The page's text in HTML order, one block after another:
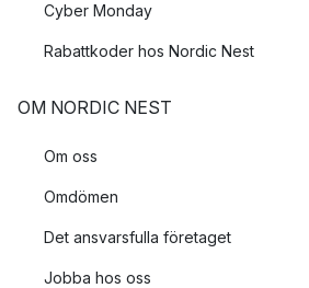
Cyber Monday
Rabattkoder hos Nordic Nest
OM NORDIC NEST
Om oss
Omdömen
Det ansvarsfulla företaget
Jobba hos oss